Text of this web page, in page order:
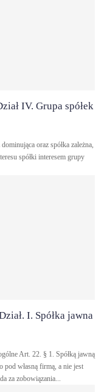
IV. Grupa spółek
spółki interesem grupy
I. Spółka jawna
pod własną firmą, a nie jest
za zobowiązania...